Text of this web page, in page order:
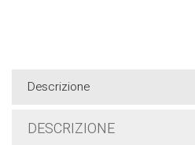
Descrizione
DESCRIZIONE